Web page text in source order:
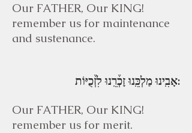
Our FATHER, Our KING!
remember us for maintenance
and sustenance.
אָבִֽינוּ מַלְכֵּֽנוּ זָכְ֒רֵֽנוּ לִזְ֒כֻיּוֹת:
Our FATHER, Our KING!
remember us for merit.